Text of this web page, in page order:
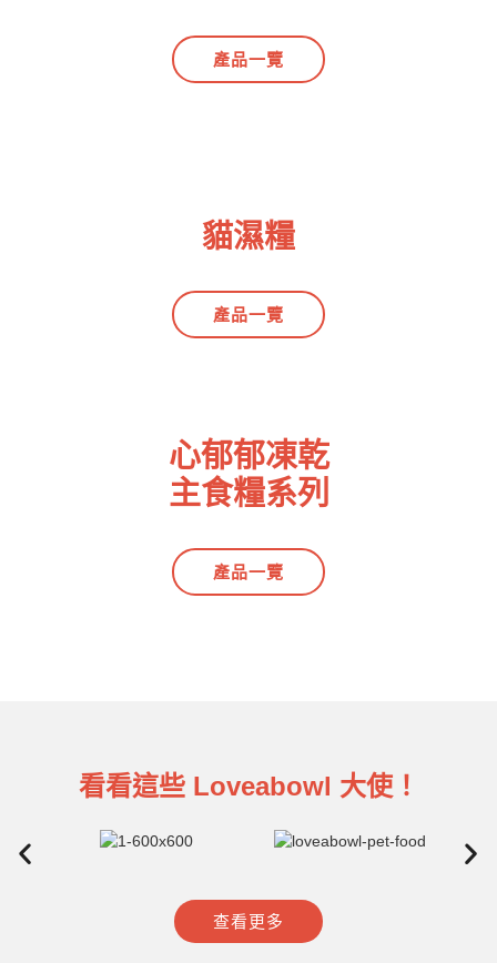
產品一覽
貓濕糧
產品一覽
心郁郁凍乾
主食糧系列
產品一覽
看看這些 Loveabowl 大使！
查看更多